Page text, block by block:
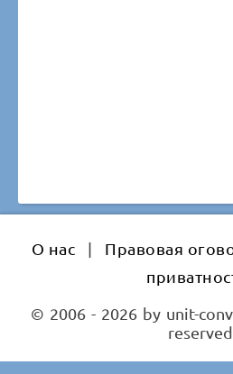
О нас | Правовая
© 2006 - 2026 by unit-
reserved.